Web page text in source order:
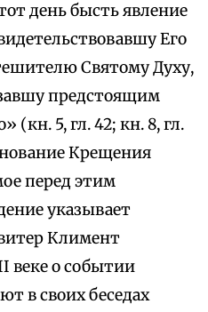
день бысть явление
Его
Святому Духу,
предстоящим
(кн. 5, гл. 42; кн. 8, гл.
Крещения
перед этим
указывает
Климент
веке о событии
в своих беседах